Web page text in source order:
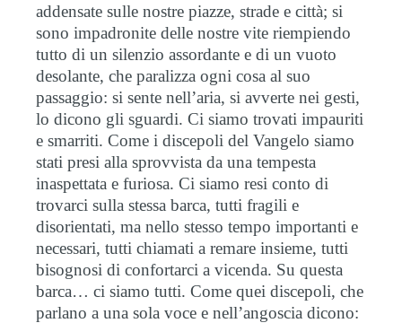
addensate sulle nostre piazze, strade e città; si
sono impadronite delle nostre vite riempiendo
tutto di un silenzio assordante e di un vuoto
desolante, che paralizza ogni cosa al suo
passaggio: si sente nell’aria, si avverte nei gesti,
lo dicono gli sguardi. Ci siamo trovati impauriti
e smarriti. Come i discepoli del Vangelo siamo
stati presi alla sprovvista da una tempesta
inaspettata e furiosa. Ci siamo resi conto di
trovarci sulla stessa barca, tutti fragili e
disorientati, ma nello stesso tempo importanti e
necessari, tutti chiamati a remare insieme, tutti
bisognosi di confortarci a vicenda. Su questa
barca… ci siamo tutti. Come quei discepoli, che
parlano a una sola voce e nell’angoscia dicono: